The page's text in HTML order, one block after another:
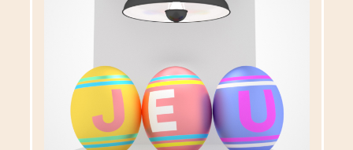
MENTIONS LÉGALES